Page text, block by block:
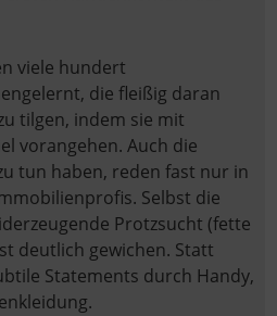
viele hundert
die fleißig daran
tilgen, indem sie mit
vorangehen. Auch die
tun haben, reden fast nur in
Selbst die
Protzsucht (fette
deutlich gewichen. Statt
Statements durch Handy,